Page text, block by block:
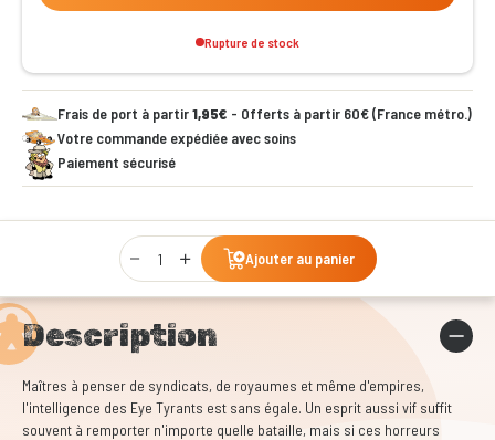
Rupture de stock
Frais de port à partir1,95€ - Offerts à partir 60€ (France métro.)
Votre commande expédiée avec soins
Paiement sécurisé
Qty
Ajouter au panier
Description
Maîtres à penser de syndicats, de royaumes et même d'empires,
l'intelligence des Eye Tyrants est sans égale. Un esprit aussi vif suffit
souvent à remporter n'importe quelle bataille, mais si ces horreurs